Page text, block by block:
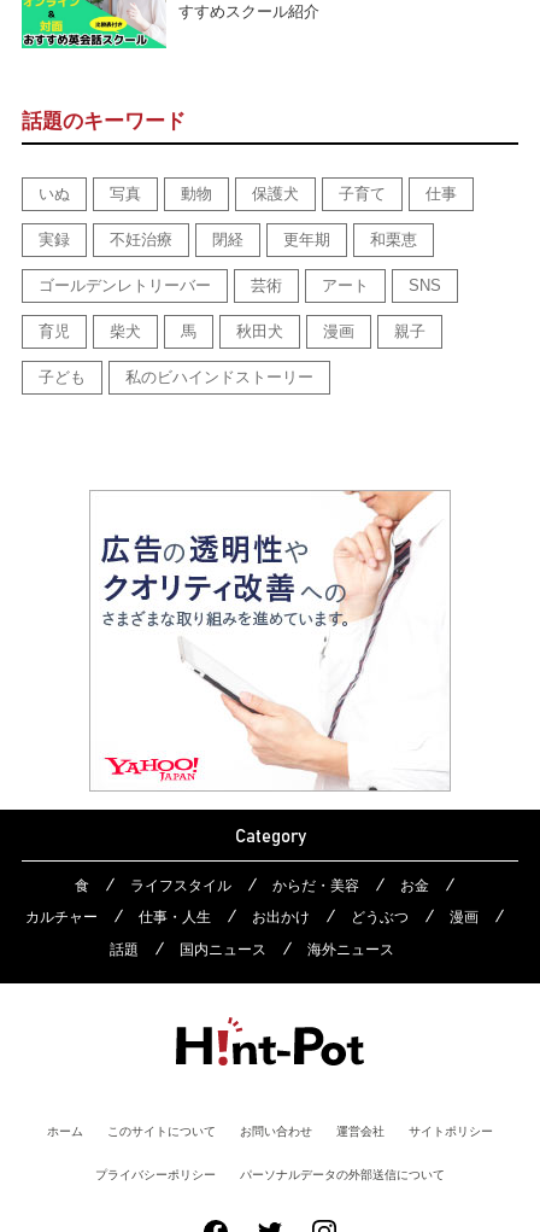
すすめスクール紹介
話題のキーワード
いぬ 写真 動物 保護犬 子育て 仕事
実録 不妊治療 閉経 更年期 和栗恵
ゴールデンレトリーバー 芸術 アート SNS
育児 柴犬 馬 秋田犬 漫画 親子
子ども 私のビハインドストーリー
Category
食 ライフスタイル からだ・美容
お金
カルチャー
仕事・人生 お出かけ どうぶつ
漫画
話題
国内ニュース 海外ニュース
ホーム このサイトについて お問い合わせ 運営会社 サイトポリシー
プライバシーポリシー パーソナルデータの外部送信について